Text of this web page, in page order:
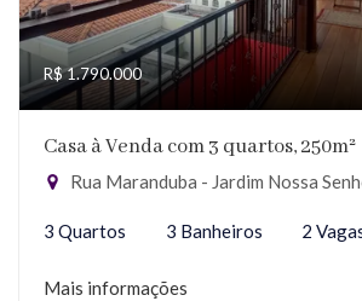
R$ 1.790.000
Casa à Venda com 3 quartos, 250m²
Rua Maranduba - Jardim Nossa Senhora
3 Quartos 3 Banheiros 2
Mais informações